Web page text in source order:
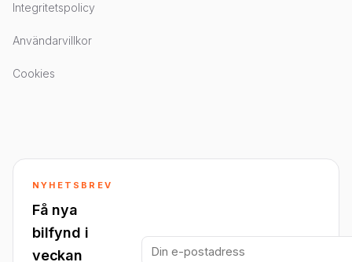
Integritetspolicy
Användarvillkor
Cookies
NYHETSBREV
Få nya
bilfynd i
veckan